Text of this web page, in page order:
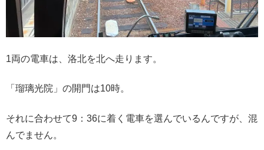
1両の電車は、洛北を北へ走ります。
「瑠璃光院」の開門は10時。
それに合わせて9：36に着く電車を選んでいるんですが、混
んでません。